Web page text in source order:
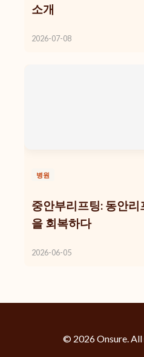
소개
2026-07-08
병원
중안부리프팅: 동안리
을 회복하다
2026-06-05
© 2026 Onsure.